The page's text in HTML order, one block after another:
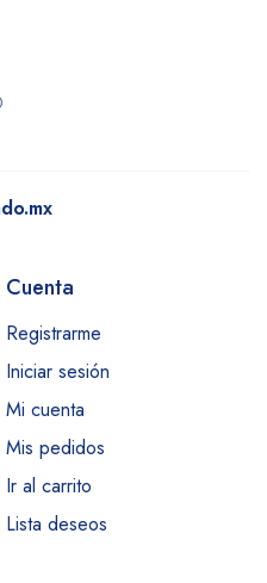
Cuenta
Registrarme
Iniciar sesión
Mi cuenta
Mis pedidos
Ir al carrito
Lista deseos